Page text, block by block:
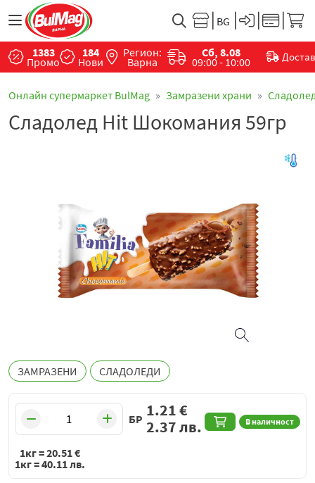
1383
Промо
184
Нови
Регион:
Варна
Сб, 8.08
09:00 - 10:00
Онлайн супермаркет BulMag Замразени храни
Сладолед Hit Шокомания 59гр
ЗАМРАЗЕНИ СЛАДОЛЕДИ
БР В наличност
1.21€
2.37лв.
1кг =20.51€
1кг =40.11лв.